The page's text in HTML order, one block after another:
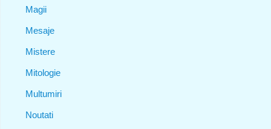
Magii
Mesaje
Mistere
Mitologie
Multumiri
Noutati